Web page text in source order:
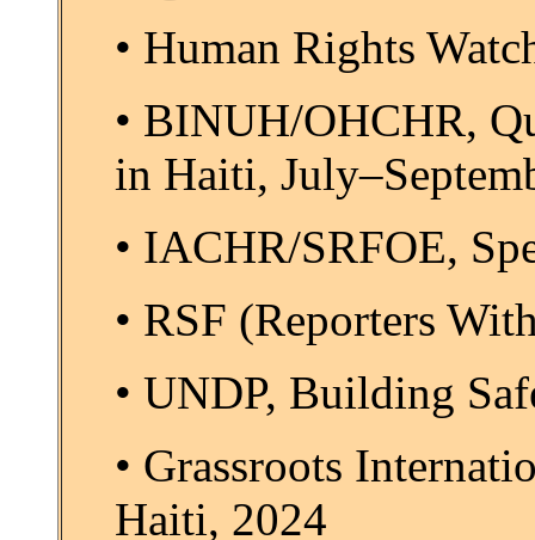
• Human Rights
• BINUH/OHCHR,
in Haiti,
• IACHR/SRFOE,
• RSF (Reporters
• UNDP, Building
• Grassroots
Haiti, 2024